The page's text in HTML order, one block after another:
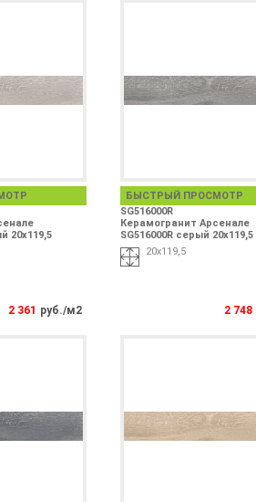
20х119,5
2 361 руб./м2
БЫСТРЫЙ ПРОСМОТР
SG516000R
Керамогранит Арсенале
SG516000R серый 20х119,5
20х119,5
2 748